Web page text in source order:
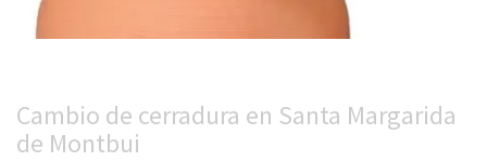
Cambio de cerradura en Santa Margarida
de Montbui